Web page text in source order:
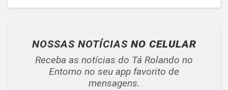
NOSSAS NOTÍCIAS NO CELULAR
Receba as notícias do Tá Rolando no
Entorno no seu app favorito de
mensagens.